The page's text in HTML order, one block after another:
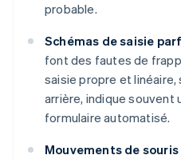
probable.
Schémas de saisie
font des fautes de
saisie propre et
arrière, indique souvent
formulaire automatisé.
Mouvements de